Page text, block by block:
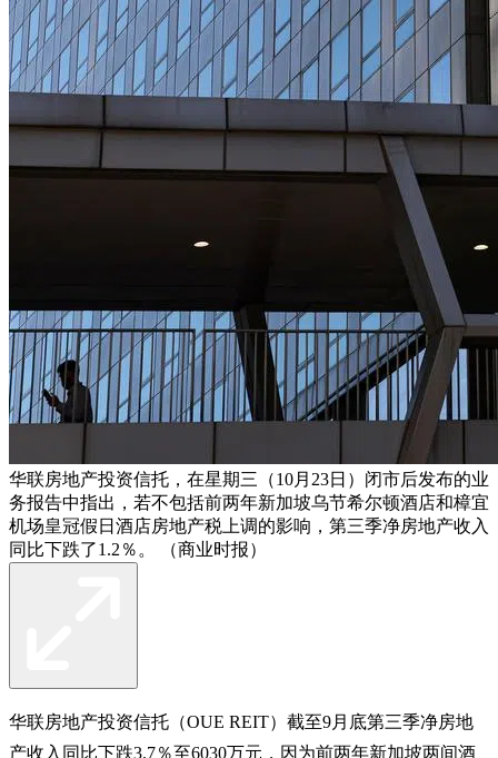
华联房地产投资信托，在星期三（10月23日）闭市后发布的业
务报告中指出，若不包括前两年新加坡乌节希尔顿酒店和樟宜
机场皇冠假日酒店房地产税上调的影响，第三季净房地产收入
同比下跌了1.2％。 （商业时报）
华联房地产投资信托（OUE REIT）截至9月底第三季净房地
产收入同比下跌3.7％至6030万元，因为前两年新加坡两间酒